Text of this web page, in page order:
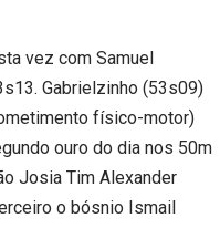
vez com Samuel
Gabrielzinho (53s09)
físico-motor)
ouro do dia nos 50m
Josia Tim Alexander
o bósnio Ismail